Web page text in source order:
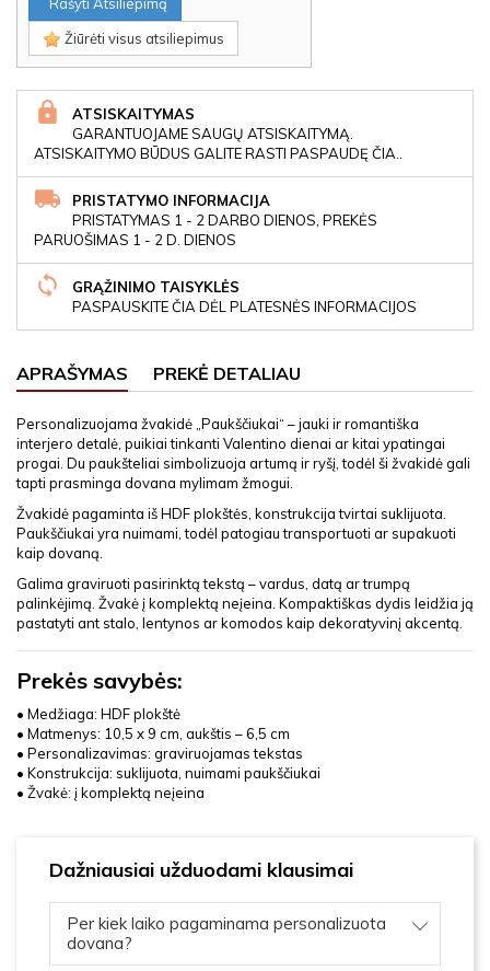
Rašyti Atsiliepimą
Žiūrėti visus atsiliepimus
ATSISKAITYMAS
GARANTUOJAME SAUGŲ ATSISKAITYMĄ.
ATSISKAITYMO BŪDUS GALITE RASTI PASPAUDĘ ČIA..
PRISTATYMO INFORMACIJA
PRISTATYMAS 1 - 2 DARBO DIENOS, PREKĖS
PARUOŠIMAS 1 - 2 D. DIENOS
GRĄŽINIMO TAISYKLĖS
PASPAUSKITE ČIA DĖL PLATESNĖS INFORMACIJOS
APRAŠYMAS PREKĖ DETALIAU
Personalizuojama žvakidė „Paukščiukai“ – jauki ir romantiška
interjero detalė, puikiai tinkanti Valentino dienai ar kitai ypatingai
progai. Du paukšteliai simbolizuoja artumą ir ryšį, todėl ši žvakidė gali
tapti prasminga dovana mylimam žmogui.
Žvakidė pagaminta iš HDF plokštės, konstrukcija tvirtai suklijuota.
Paukščiukai yra nuimami, todėl patogiau transportuoti ar supakuoti
kaip dovaną.
Galima graviruoti pasirinktą tekstą – vardus, datą ar trumpą
palinkėjimą. Žvakė į komplektą neįeina. Kompaktiškas dydis leidžia ją
pastatyti ant stalo, lentynos ar komodos kaip dekoratyvinį akcentą.
Prekės savybės:
• Medžiaga: HDF plokštė
• Matmenys: 10,5 x 9 cm, aukštis – 6,5 cm
• Personalizavimas: graviruojamas tekstas
• Konstrukcija: suklijuota, nuimami paukščiukai
• Žvakė: į komplektą neįeina
Dažniausiai užduodami klausimai
Per kiek laiko pagaminama personalizuota
dovana?